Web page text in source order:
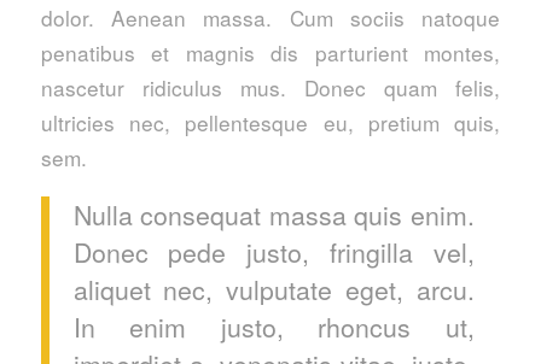
dolor. Aenean massa. Cum sociis natoque
penatibus et magnis dis parturient montes,
nascetur ridiculus mus. Donec quam felis,
ultricies nec, pellentesque eu, pretium quis,
sem.
Nulla consequat massa quis enim.
Donec pede justo, fringilla vel,
aliquet nec, vulputate eget, arcu.
In enim justo, rhoncus ut,